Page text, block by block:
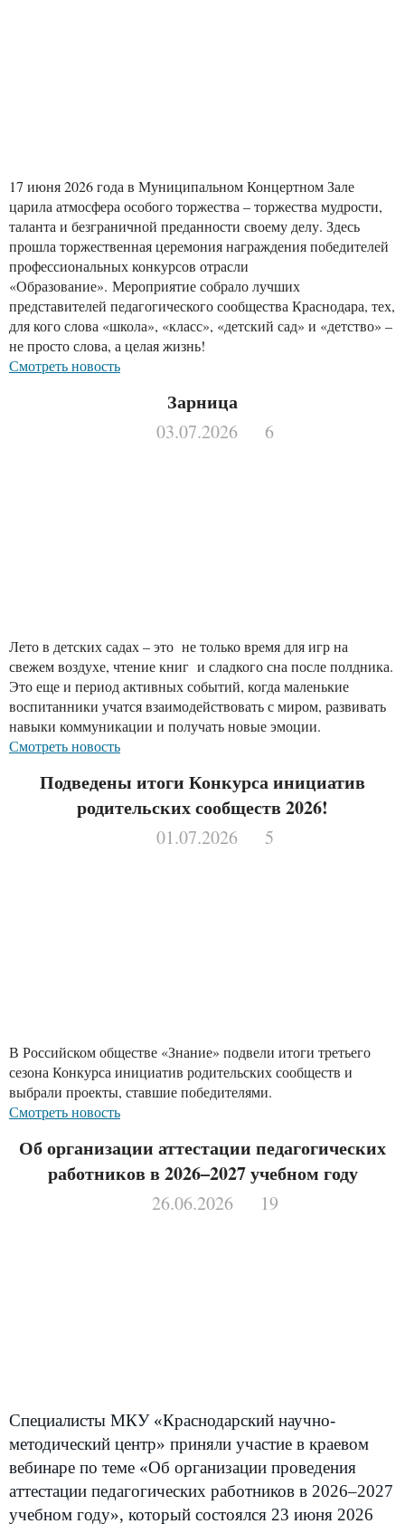
17 июня 2026 года в Муниципальном Концертном Зале
царила атмосфера особого торжества – торжества мудрости,
таланта и безграничной преданности своему делу. Здесь
прошла торжественная церемония награждения победителей
профессиональных конкурсов отрасли
«Образование». Мероприятие собрало лучших
представителей педагогического сообщества Краснодара, тех,
для кого слова «школа», «класс», «детский сад» и «детство» –
не просто слова, а целая жизнь!
Смотреть новость
Зарница
03.07.2026 6
Лето в детских садах – это не только время для игр на
свежем воздухе, чтение книг и сладкого сна после полдника.
Это еще и период активных событий, когда маленькие
воспитанники учатся взаимодействовать с миром, развивать
навыки коммуникации и получать новые эмоции.
Смотреть новость
Подведены итоги Конкурса инициатив
родительских сообществ 2026!
01.07.2026 5
В Российском обществе «Знание» подвели итоги третьего
сезона Конкурса инициатив родительских сообществ и
выбрали проекты, ставшие победителями.
Смотреть новость
Об организации аттестации педагогических
работников в 2026–2027 учебном году
26.06.2026 19
Специалисты МКУ «Краснодарский научно-
методический центр» приняли участие в краевом
вебинаре по теме «Об организации проведения
аттестации педагогических работников в 2026–2027
учебном году», который состоялся 23 июня 2026